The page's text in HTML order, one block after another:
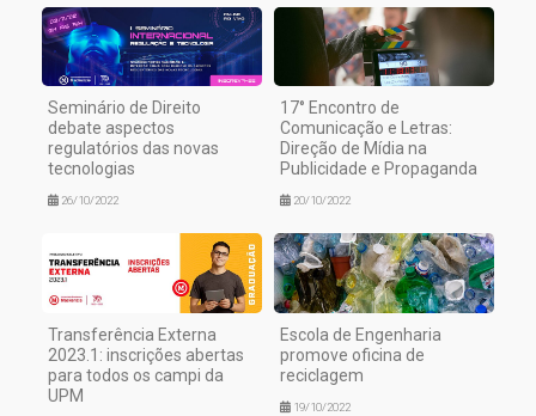
Seminário de Direito
debate aspectos
regulatórios das novas
tecnologias
26/10/2022
17° Encontro de
Comunicação e Letras:
Direção de Mídia na
Publicidade e Propaganda
20/10/2022
Transferência Externa
2023.1: inscrições abertas
para todos os campi da
UPM
Escola de Engenharia
promove oficina de
reciclagem
19/10/2022